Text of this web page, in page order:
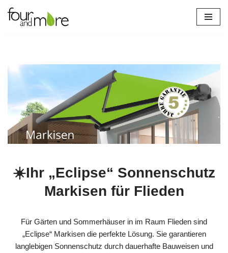
Zum
☀️Ihr „Eclipse“ Sonnenschutz
Markisen für Flieden
Für Gärten und Sommerhäuser in im Raum Flieden sind
„Eclipse“ Markisen die perfekte Lösung. Sie garantieren
langlebigen Sonnenschutz durch dauerhafte Bauweisen und